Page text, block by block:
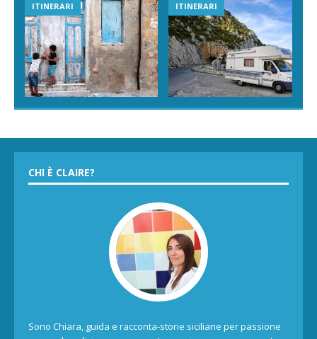
ITINERARI ITINERARI
CHI È CLAIRE?
Sono Chiara, guida e racconta-storie siciliane per passione